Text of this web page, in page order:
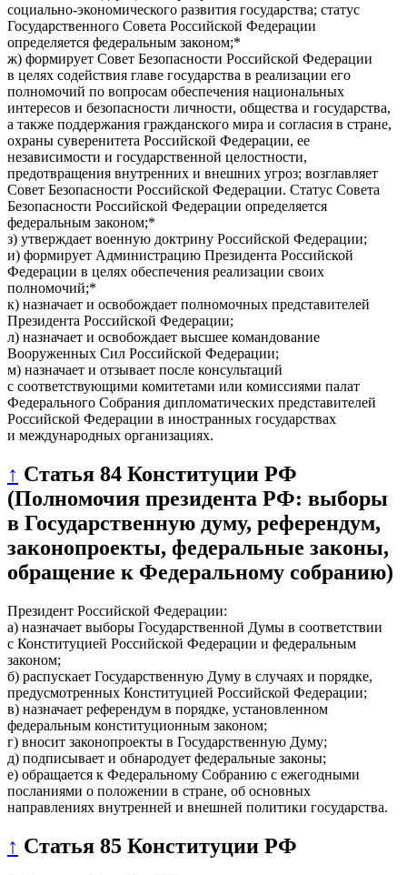
социально-экономического развития государства; статус
Государственного Совета Российской Федерации
определяется федеральным законом;*
ж) формирует Совет Безопасности Российской Федерации
в целях содействия главе государства в реализации его
полномочий по вопросам обеспечения национальных
интересов и безопасности личности, общества и государства,
а также поддержания гражданского мира и согласия в стране,
охраны суверенитета Российской Федерации, ее
независимости и государственной целостности,
предотвращения внутренних и внешних угроз; возглавляет
Совет Безопасности Российской Федерации. Статус Совета
Безопасности Российской Федерации определяется
федеральным законом;*
з) утверждает военную доктрину Российской Федерации;
и) формирует Администрацию Президента Российской
Федерации в целях обеспечения реализации своих
полномочий;*
к) назначает и освобождает полномочных представителей
Президента Российской Федерации;
л) назначает и освобождает высшее командование
Вооруженных Сил Российской Федерации;
м) назначает и отзывает после консультаций
с соответствующими комитетами или комиссиями палат
Федерального Собрания дипломатических представителей
Российской Федерации в иностранных государствах
и международных организациях.
↑ Статья 84 Конституции РФ
(Полномочия президента РФ: выборы
в Государственную думу, референдум,
законопроекты, федеральные законы,
обращение к Федеральному собранию)
Президент Российской Федерации:
а) назначает выборы Государственной Думы в соответствии
с Конституцией Российской Федерации и федеральным
законом;
б) распускает Государственную Думу в случаях и порядке,
предусмотренных Конституцией Российской Федерации;
в) назначает референдум в порядке, установленном
федеральным конституционным законом;
г) вносит законопроекты в Государственную Думу;
д) подписывает и обнародует федеральные законы;
е) обращается к Федеральному Собранию с ежегодными
посланиями о положении в стране, об основных
направлениях внутренней и внешней политики государства.
↑ Статья 85 Конституции РФ